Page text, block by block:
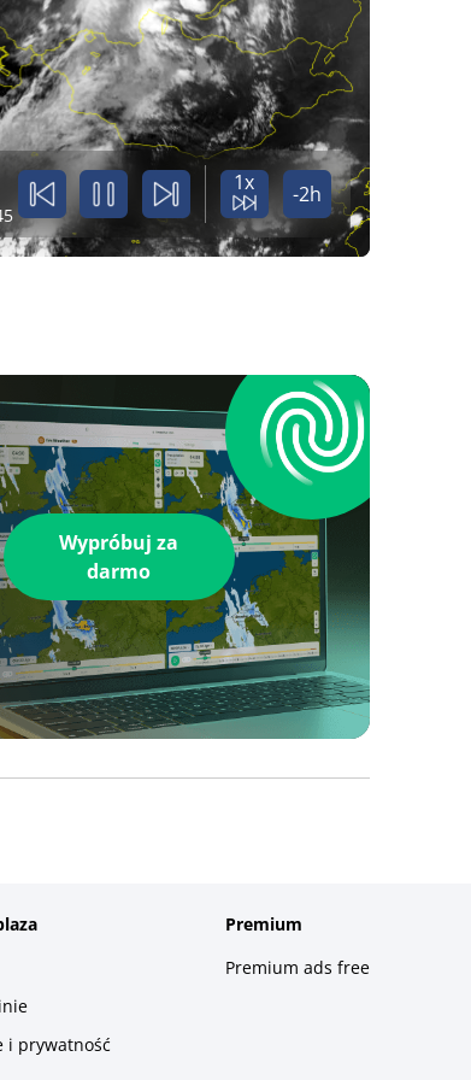
1x -2h
Wypróbuj za
darmo
i prywatność
Premium
Premium ads free